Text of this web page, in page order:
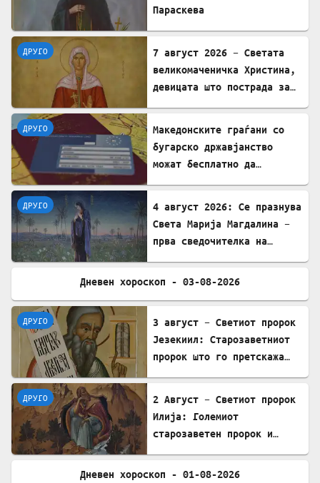
Параскева
ДРУГО
7 август 2026 – Светата
великомаченичка Христина,
девицата што пострада за
ДРУГО
Mакедонските граѓани со
бугарско државјанство
можат бесплатно да
ДРУГО
4 август 2026: Се празнува
Света Марија Магдалина –
прва сведочителка на
ДРУГО
Дневен хороскоп - 03-08-2026
ДРУГО
3 август – Светиот пророк
Језекиил: Старозаветниот
пророк што го претскажа
ДРУГО
2 Август – Светиот пророк
Илија: Големиот
старозаветен пророк и
Дневен хороскоп - 01-08-2026